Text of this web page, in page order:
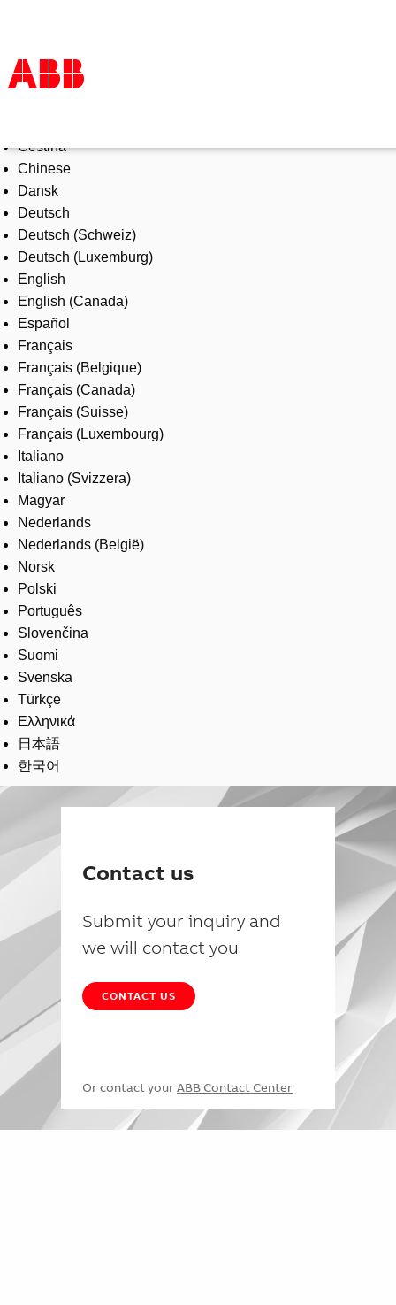
Products & Solutions
Industries
Services
About us
Where to buy
Contact us
Careers
Čeština
Chinese
Dansk
Deutsch
Deutsch (Schweiz)
Deutsch (Luxemburg)
English
English (Canada)
Español
Français
Français (Belgique)
Français (Canada)
Français (Suisse)
Français (Luxembourg)
Italiano
Italiano (Svizzera)
Magyar
Nederlands
Nederlands (België)
Norsk
Polski
Português
Slovenčina
Suomi
Svenska
Türkçe
Ελληνικά
日本語
한국어
Contact us
Submit your inquiry and
we will contact you
CONTACT US
Or contact your ABB Contact Center